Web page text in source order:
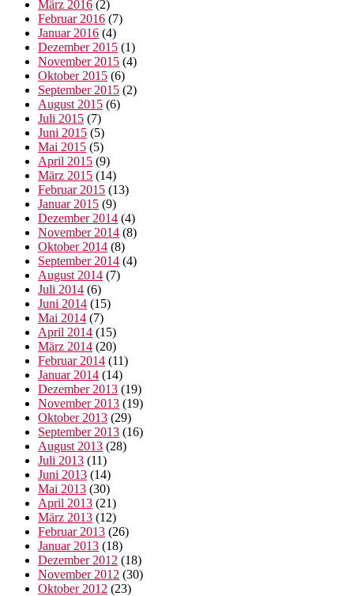
März 2016 (2)
Februar 2016 (7)
Januar 2016 (4)
Dezember 2015 (1)
November 2015 (4)
Oktober 2015 (6)
September 2015 (2)
August 2015 (6)
Juli 2015 (7)
Juni 2015 (5)
Mai 2015 (5)
April 2015 (9)
März 2015 (14)
Februar 2015 (13)
Januar 2015 (9)
Dezember 2014 (4)
November 2014 (8)
Oktober 2014 (8)
September 2014 (4)
August 2014 (7)
Juli 2014 (6)
Juni 2014 (15)
Mai 2014 (7)
April 2014 (15)
März 2014 (20)
Februar 2014 (11)
Januar 2014 (14)
Dezember 2013 (19)
November 2013 (19)
Oktober 2013 (29)
September 2013 (16)
August 2013 (28)
Juli 2013 (11)
Juni 2013 (14)
Mai 2013 (30)
April 2013 (21)
März 2013 (12)
Februar 2013 (26)
Januar 2013 (18)
Dezember 2012 (18)
November 2012 (30)
Oktober 2012 (23)